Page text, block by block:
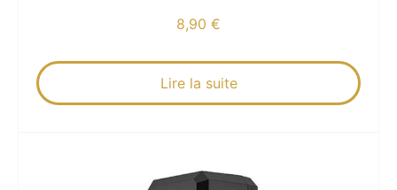
8,90 €
Lire la suite